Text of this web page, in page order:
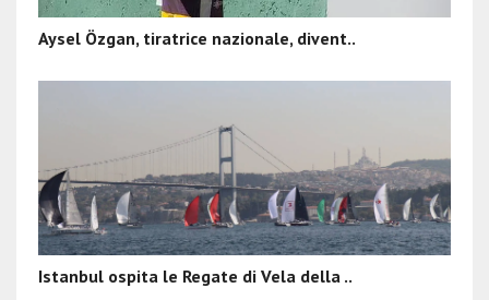
Aysel Özgan, tiratrice nazionale, divent..
Istanbul ospita le Regate di Vela della ..